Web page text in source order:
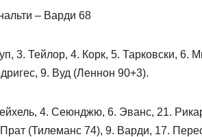
– Варди 68
3. Тейлор, 4. Корк, 5. Тарковски, 6.
9. Вуд (Леннон 90+3).
4. Сеюнджю, 6. Эванс, 21.
(Тилеманс 74), 9. Варди, 17.